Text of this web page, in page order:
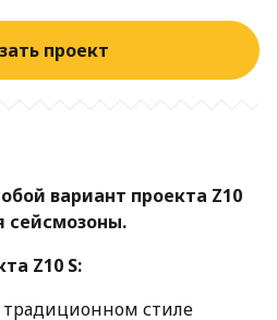
проект
вариант проекта Z10
сейсмозоны.
Z10 S:
стиле